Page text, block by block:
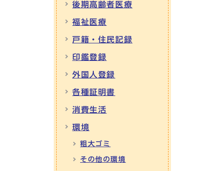
後期高齢者医療
福祉医療
戸籍・住民記録
印鑑登録
外国人登録
各種証明書
消費生活
環境
粗大ゴミ
その他の環境